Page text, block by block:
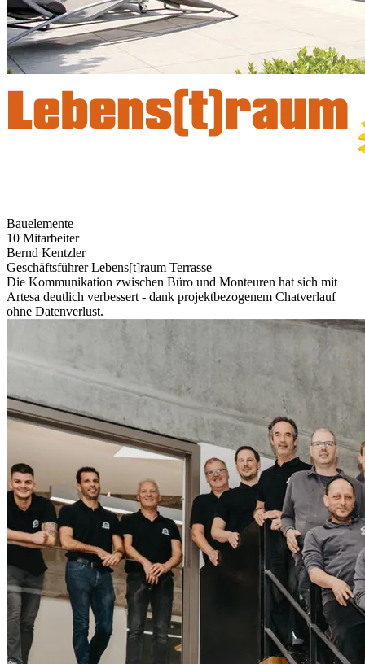
Bauelemente
10 Mitarbeiter
Bernd Kentzler
Geschäftsführer Lebens[t]raum Terrasse
Die Kommunikation zwischen Büro und Monteuren hat sich mit
Artesa deutlich verbessert - dank projektbezogenem Chatverlauf
ohne Datenverlust.